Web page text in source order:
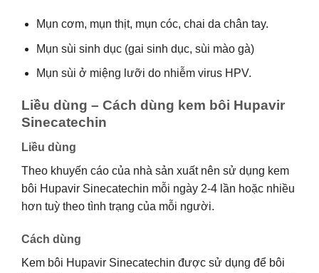
Mụn cơm, mụn thịt, mụn cóc, chai da chân tay.
Mụn sùi sinh dục (gai sinh dục, sùi mào gà)
Mụn sùi ở miệng lưỡi do nhiễm virus HPV.
Liều dùng – Cách dùng kem bôi Hupavir
Sinecatechin
Liều dùng
Theo khuyến cáo của nhà sản xuất nên sử dụng kem
bôi Hupavir Sinecatechin mỗi ngày 2-4 lần hoặc nhiều
hơn tuỳ theo tình trạng của mỗi người.
Cách dùng
Kem bôi Hupavir Sinecatechin được sử dụng để bôi